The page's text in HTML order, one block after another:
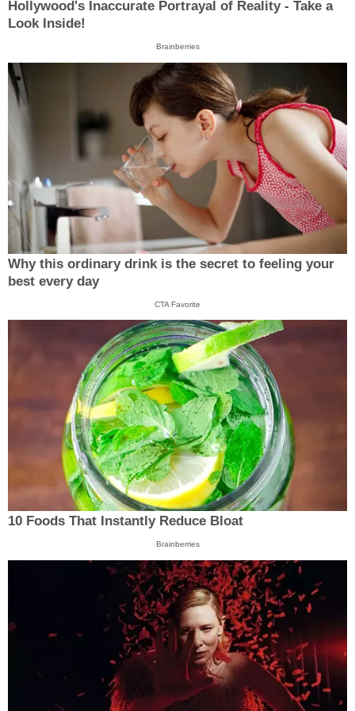
Hollywood's Inaccurate Portrayal of Reality - Take a
Look Inside!
Brainberries
Why this ordinary drink is the secret to feeling your
best every day
CTA Favorite
10 Foods That Instantly Reduce Bloat
Brainberries